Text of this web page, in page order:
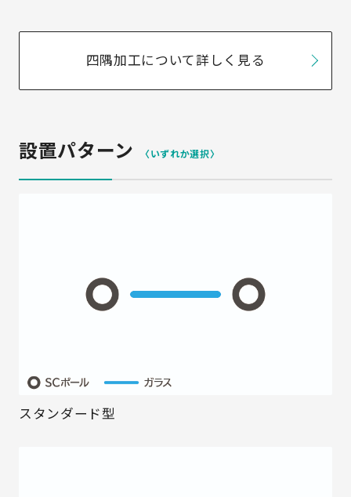
四隅加工について詳しく見る
設置パターン 〈いずれか選択〉
スタンダード型